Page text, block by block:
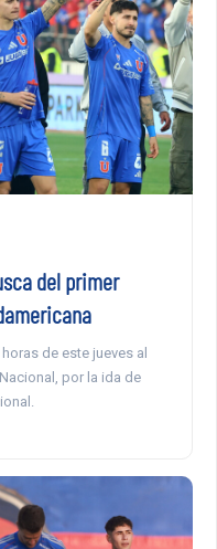
del primer
de este jueves al
por la ida de